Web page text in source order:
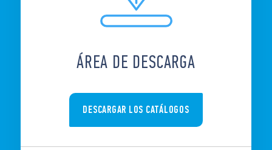
ÁREA DE DESCARGA
DESCARGAR LOS CATÁLOGOS